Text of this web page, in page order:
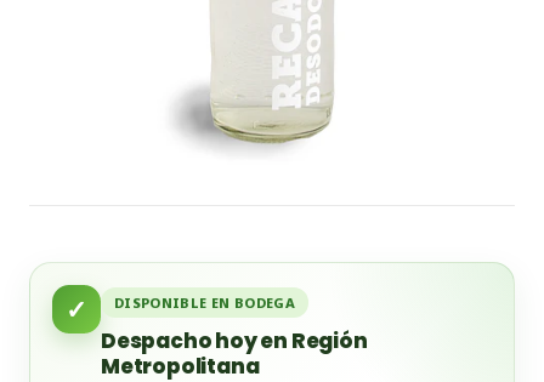
✓ DISPONIBLE EN BODEGA
Despacho hoy en Región
Metropolitana